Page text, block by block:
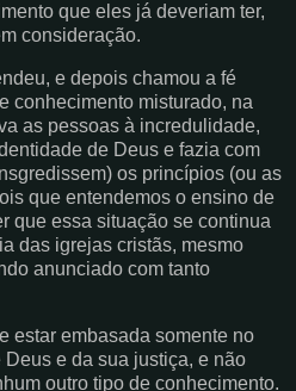
que eles já deveriam ter,
consideração.
e depois chamou a fé
conhecimento misturado, na
as pessoas à incredulidade,
de Deus e fazia com
os princípios (ou as
que entendemos o ensino de
que essa situação se continua
das igrejas cristãs, mesmo
anunciado com tanto
estar embasada somente no
e da sua justiça, e não
outro tipo de conhecimento.